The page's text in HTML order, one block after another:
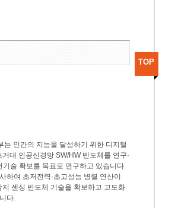
인간의 지능을 달성하기 위한 디지털
대 인공신경망 SW/HW 반도체를 연구·
술 확보를 목표로 연구하고 있습니다.
여 초저전력·초고성능 병렬 연산이
센싱 반도체 기술을 확보하고 고도화
다.
TOP